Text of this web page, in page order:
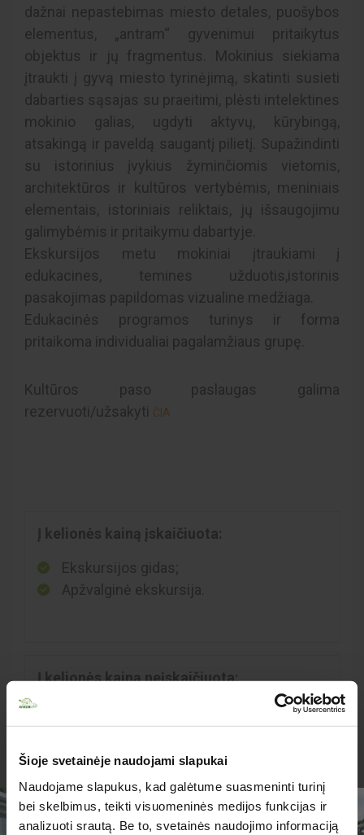
Šioje svetainėje naudojami slapukai
Naudojame slapukus, kad galėtume suasmeninti turinį
bei skelbimus, teikti visuomeninės medijos funkcijas ir
analizuoti srautą. Be to, svetainės naudojimo informaciją
dažnai nepastebimas miesto detales, puošybos
elementus, „antram“ gyvenimui pritaikytus
objektus ir jų fragmentus. Mokinius siekiama
įtraukti į gyvą miesto tyrinėjimą, skatinti susieti
dabarties sąsajas su praeitimi, plėsti intelektines
mokinio galias, ugdyti aktyvų, kūrybingą,
atsakingą ir paveldą saugantį pilietį. Supažindinti
su istorinius įvykius žyminčiomis vietomis,
architektūros ir kultūros vertybėmis, meniniais
elementais, istoriniais reliktais, jų išsaugojimu
galimybėmis ir pritaikymu dabartyje.
Ekskursijos metu mokiniai įtraukiami į
edukacines, temines užduotis,istorinis
pasakojimas papildomas vizualine medžiaga.
Edukacinės programos turinys ir forma
pritaikoma individualiai pagalamžiaus grupę.
Kultūros paso paslaugas galima
rezervuoti/užsakyti ČIA
Į kelionės kainą įskaičiuota:
Ekskursijos gidas;
Apžvalginė ekskursija.
Į kelionės kainą neįskaičiuota:
Pagal poreikius turėti smulkiųjų pinigų savo